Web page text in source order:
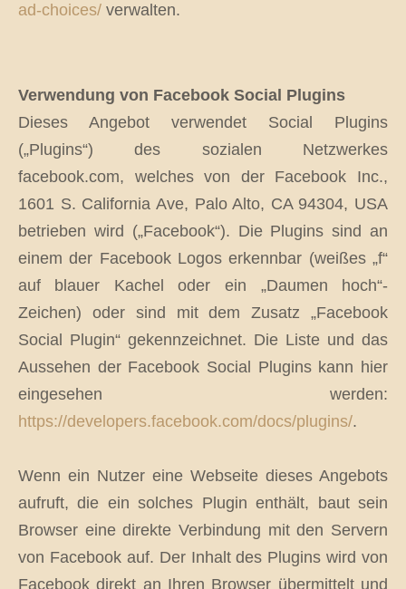
ad-choices/ verwalten.
Verwendung von Facebook Social Plugins
Dieses Angebot verwendet Social Plugins
(„Plugins“) des sozialen Netzwerkes
facebook.com, welches von der Facebook Inc.,
1601 S. California Ave, Palo Alto, CA 94304, USA
betrieben wird („Facebook“). Die Plugins sind an
einem der Facebook Logos erkennbar (weißes „f“
auf blauer Kachel oder ein „Daumen hoch“-
Zeichen) oder sind mit dem Zusatz „Facebook
Social Plugin“ gekennzeichnet. Die Liste und das
Aussehen der Facebook Social Plugins kann hier
eingesehen werden:
https://developers.facebook.com/docs/plugins/.
Wenn ein Nutzer eine Webseite dieses Angebots
aufruft, die ein solches Plugin enthält, baut sein
Browser eine direkte Verbindung mit den Servern
von Facebook auf. Der Inhalt des Plugins wird von
Facebook direkt an Ihren Browser übermittelt und